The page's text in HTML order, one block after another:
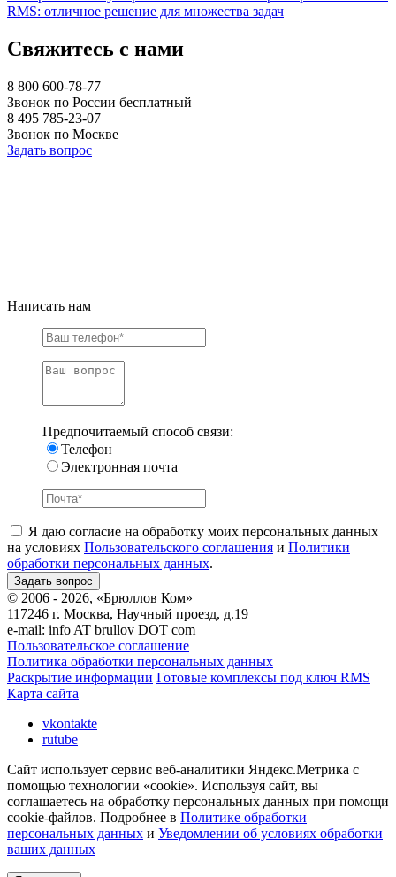
RMS: отличное решение для множества задач
Свяжитесь с нами
8 800 600-78-77
Звонок по России бесплатный
8 495 785-23-07
Звонок по Москве
Задать вопрос
Написать нам
Предпочитаемый способ связи:
Телефон
Электронная почта
Я даю согласие на обработку моих персональных данных
на условиях Пользовательского соглашения и Политики
обработки персональных данных.
© 2006 - 2026, «Брюллов Ком»
117246 г. Москва, Научный проезд, д.19
e-mail: info AT brullov DOT com
Пользовательское соглашение
Политика обработки персональных данных
Раскрытие информации Готовые комплексы под ключ RMS
Карта сайта
vkontakte
rutube
Сайт использует сервис веб-аналитики Яндекс.Метрика с
помощью технологии «cookie». Используя сайт, вы
соглашаетесь на обработку персональных данных при помощи
cookie-файлов. Подробнее в Политике обработки
персональных данных и Уведомлении об условиях обработки
ваших данных